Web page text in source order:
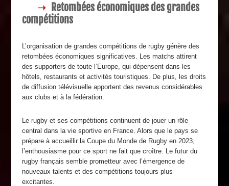
Retombées économiques des grandes
compétitions
L’organisation de grandes compétitions de rugby génère des
retombées économiques significatives. Les matchs attirent
des supporters de toute l’Europe, qui dépensent dans les
hôtels, restaurants et activités touristiques. De plus, les droits
de diffusion télévisuelle apportent des revenus considérables
aux clubs et à la fédération.
Le rugby et ses compétitions continuent de jouer un rôle
central dans la vie sportive en France. Alors que le pays se
prépare à accueillir la Coupe du Monde de Rugby en 2023,
l’enthousiasme pour ce sport ne fait que croître. Le futur du
rugby français semble prometteur avec l’émergence de
nouveaux talents et des compétitions toujours plus
excitantes.